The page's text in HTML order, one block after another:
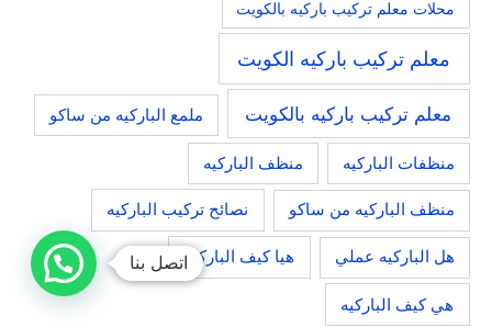
محلات معلم تركيب باركيه بالكويت
معلم تركيب باركيه الكويت
معلم تركيب باركيه بالكويت ملمع الباركيه من ساكو
منظفات الباركيه منظف الباركيه
منظف الباركيه من ساكو نصائح تركيب الباركيه
هل الباركيه عملي هيا كيف الباركيه
هي كيف الباركيه
اتصل بنا